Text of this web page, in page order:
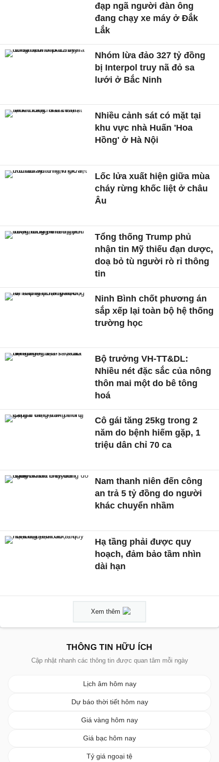
đạp ngã người đàn ông
đang chạy xe máy ở Đắk
Lắk
Nhóm lừa đảo 327 tỷ đồng
bị Interpol truy nã đỏ sa
lưới ở Bắc Ninh
Nhiều cảnh sát có mặt tại
khu vực nhà Huấn 'Hoa
Hồng' ở Hà Nội
Lốc lửa xuất hiện giữa mùa
cháy rừng khốc liệt ở châu
Âu
Tổng thống Trump phủ
nhận tin Mỹ thiếu đạn dược,
doạ bỏ tù người rò rỉ thông
tin
Ninh Bình chốt phương án
sắp xếp lại toàn bộ hệ thống
trường học
Bộ trưởng VH-TT&DL:
Nhiều nét đặc sắc của nông
thôn mai một do bê tông
hoá
Cô gái tăng 25kg trong 2
năm do bệnh hiếm gặp, 1
triệu dân chỉ 70 ca
Nam thanh niên đến công
an trả 5 tỷ đồng do người
khác chuyển nhầm
Hạ tầng phải được quy
hoạch, đảm bảo tầm nhìn
dài hạn
Xem thêm
THÔNG TIN HỮU ÍCH
Cập nhật nhanh các thông tin được quan tâm mỗi ngày
Lịch âm hôm nay
Dự báo thời tiết hôm nay
Giá vàng hôm nay
Giá bạc hôm nay
Tỷ giá ngoại tệ